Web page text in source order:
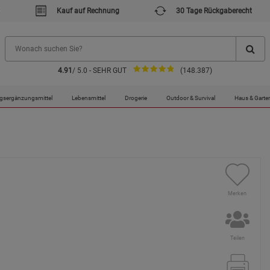
Kauf auf Rechnung 30 Tage Rückgaberecht
4.91 / 5.0 - SEHR GUT (148.387)
Lebensmittel Drogerie Outdoor & Survival Haus &
Merken
Teilen